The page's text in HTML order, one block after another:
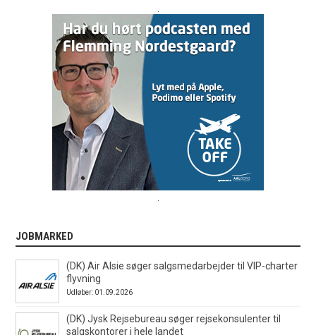
JOBMARKED
(DK) Air Alsie søger salgsmedarbejder til VIP-charter
flyvning
Udløber: 01.09.2026
(DK) Jysk Rejsebureau søger rejsekonsulenter til
salgskontorer i hele landet